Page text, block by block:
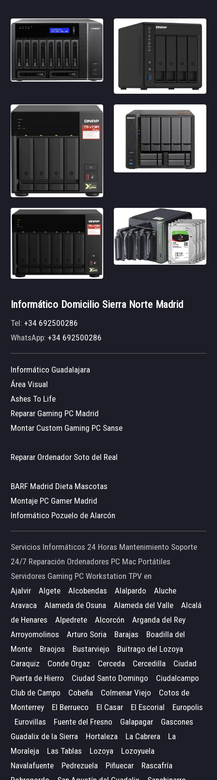
Informático Domicilio Sierra Norte Madrid
Tel:+34 692500286
WhatsApp:+34 692500286
Informático Guadalajara
Área Visual
Ashes To Life
Reparar Gaming PC Madrid
Montar Custom Gaming PC Sanse
Reparar Ordenador Soto del Real
BARF Madrid Dieta Mascotas
Montaje PC Gamer Madrid
Informático Pozuelo de Alarcón
Servicios Informáticos 24 Horas Mantenimiento Soporte
24/7 Reparación Ordenadores PC Mac Portátiles
Servidores Gaming PC Workstation TPV en
Ajalvir
Algete Alcobendas Alalpardo
Aluche
Aravaca
Alameda de Osuna Alameda del Valle
Alcalá
de Henares
Alpedrete Alcorcón
Arganda del Rey
Arroyomolinos
Arturo Soria Barajas
Boadilla del
Monte
Braojos Bustarviejo
Buitrago del Lozoya
Caraquiz
Conde Orgaz Cerceda Cercedilla
Ciudad
Puerta de Hierro
Ciudad Santo Domingo
Ciudalcampo
Club de Campo
Cobeña Colmenar Viejo
Cotos de
Monterrey
El Berrueco El Casar El Escorial
Europolis
Eurovillas
Fuente del Fresno Galapagar
Gascones
Guadalix de la Sierra
Hortaleza La Cabrera
La
Moraleja
Las Tablas Lozoya
Lozoyuela
Navalafuente
Pedrezuela Piñuecar
Rascafría